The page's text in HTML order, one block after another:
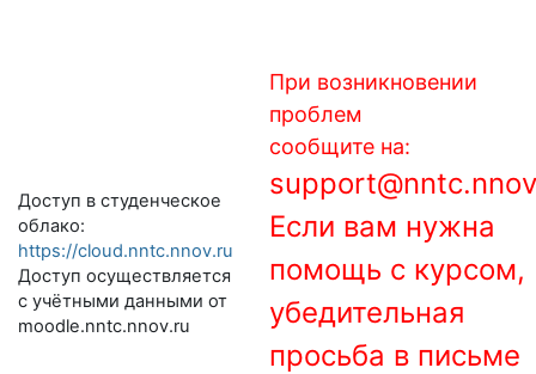
Доступ в студенческое
облако:
https://cloud.nntc.nnov.ru
Доступ осуществляется
с учётными данными от
moodle.nntc.nnov.ru
При возникновении
проблем
сообщите на:
Если вам нужна
помощь с курсом,
убедительная
просьба в письме